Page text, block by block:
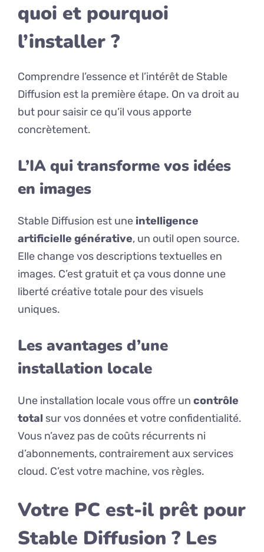
quoi et pourquoi
l’installer ?
Comprendre l’essence et l’intérêt de Stable
Diffusion est la première étape. On va droit au
but pour saisir ce qu’il vous apporte
concrètement.
L’IA qui transforme vos idées
en images
Stable Diffusion est une intelligence
artificielle générative, un outil open source.
Elle change vos descriptions textuelles en
images. C’est gratuit et ça vous donne une
liberté créative totale pour des visuels
uniques.
Les avantages d’une
installation locale
Une installation locale vous offre un contrôle
total sur vos données et votre confidentialité.
Vous n’avez pas de coûts récurrents ni
d’abonnements, contrairement aux services
cloud. C’est votre machine, vos règles.
Votre PC est-il prêt pour
Stable Diffusion ? Les